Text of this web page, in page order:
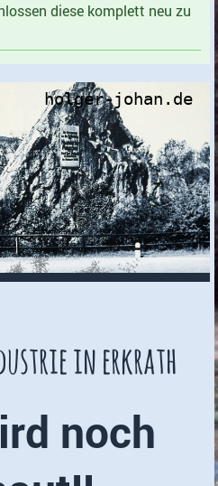
diese komplett neu zu
holger-johan.de
in erkrath
noch